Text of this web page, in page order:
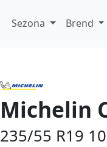
Sezona Brend
Michelin
235/55 R19